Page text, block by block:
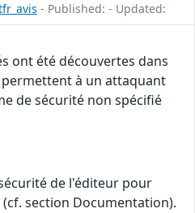
- Published: - Updated:
ont été découvertes dans
à un attaquant
de sécurité non spécifié
de l'éditeur pour
section Documentation).